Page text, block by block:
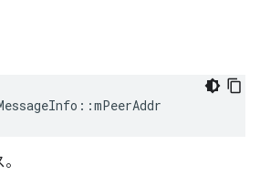
::mPeerAddr